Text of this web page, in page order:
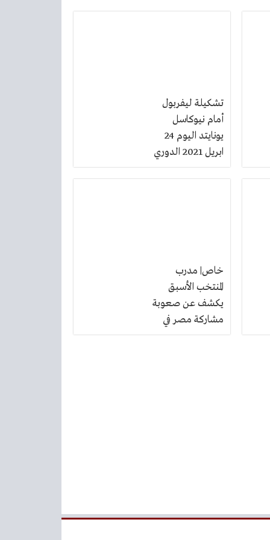
تشكيلة ليفربول
أمام نيوكاسل
يونايتد اليوم 24
ابريل 2021 الدوري
الانجليزي الممتاز
خاص| مدرب
المنتخب الأسبق
يكشف عن صعوبة
مشاركة مصر في
كوبا أمريكا.. ومدي